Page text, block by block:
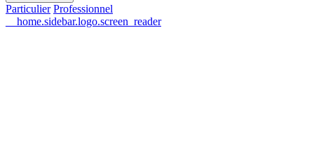
Particulier Professionnel
__home.sidebar.logo.screen_reader